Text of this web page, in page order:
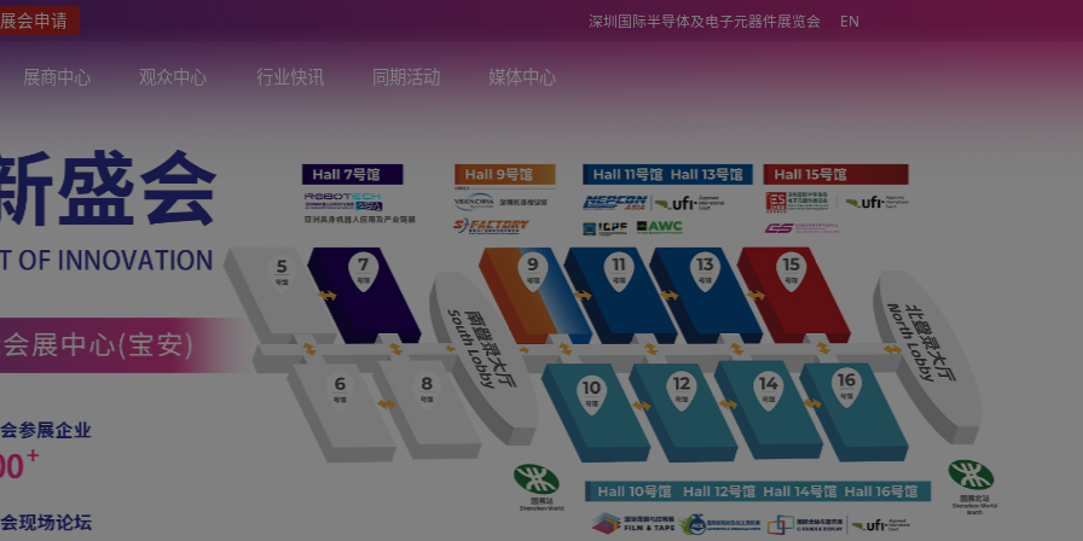
报名 深圳国际半导体及电子元器件展览会
于展会 展商中心 观众中心 行业快讯 同期活动